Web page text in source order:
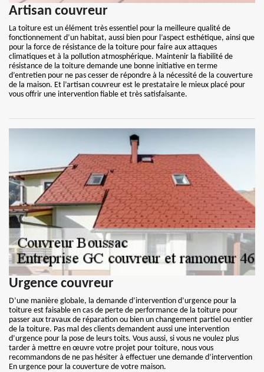
Artisan couvreur
La toiture est un élément très essentiel pour la meilleure qualité de
fonctionnement d’un habitat, aussi bien pour l’aspect esthétique, ainsi que
pour la force de résistance de la toiture pour faire aux attaques
climatiques et à la pollution atmosphérique. Maintenir la fiabilité de
résistance de la toiture demande une bonne initiative en terme
d’entretien pour ne pas cesser de répondre à la nécessité de la couverture
de la maison. Et l’artisan couvreur est le prestataire le mieux placé pour
vous offrir une intervention fiable et très satisfaisante.
Urgence couvreur
D’une manière globale, la demande d’intervention d’urgence pour la
toiture est faisable en cas de perte de performance de la toiture pour
passer aux travaux de réparation ou bien un changement partiel ou entier
de la toiture. Pas mal des clients demandent aussi une intervention
d’urgence pour la pose de leurs toits. Vous aussi, si vous ne voulez plus
tarder à mettre en œuvre votre projet pour toiture, nous vous
recommandons de ne pas hésiter à effectuer une demande d’intervention
En urgence pour la couverture de votre maison.